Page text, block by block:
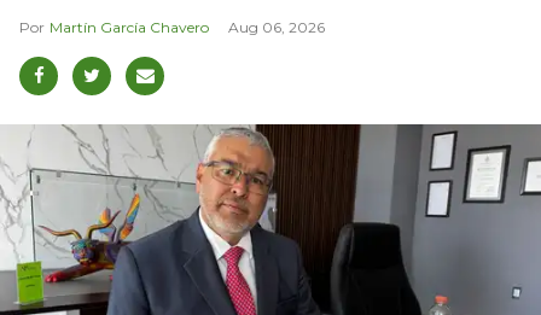
Martín García Chavero Aug 06, 2026